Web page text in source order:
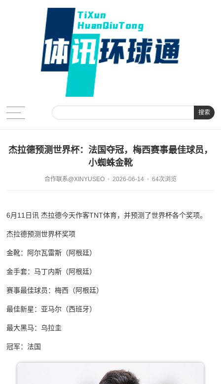
搜索
杰拉德预测世界杯：法国夺冠，梅西赛事最佳球员，
小蜘蛛金靴
合作联系@XINYUSEO 2026-06-14 64次浏览
6月11日讯 杰拉德今天作客TNT体育，并预测了世界杯各个奖项。
杰拉德预测世界杯奖项
金靴：阿尔瓦雷斯（阿根廷）
金手套：马丁内斯（阿根廷）
赛事最佳球员：梅西（阿根廷）
最佳新星：亚马尔（西班牙）
最大黑马：乌拉圭
冠军：法国